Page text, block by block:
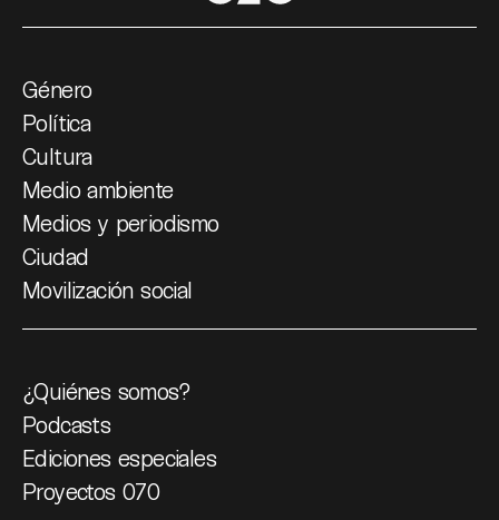
Género
Política
Cultura
Medio ambiente
Medios y periodismo
Ciudad
Movilización social
¿Quiénes somos?
Podcasts
Ediciones especiales
Proyectos 070